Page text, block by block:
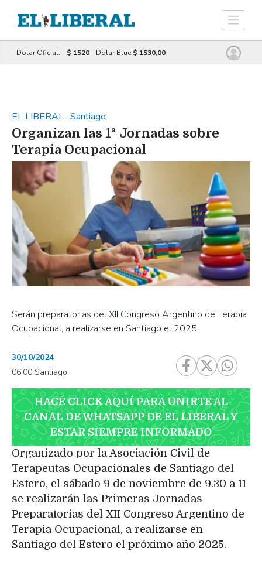
Dolar Oficial: $ 1520 Dolar Blue:$ 1530,00
EL LIBERAL. Santiago
Organizan las 1ª Jornadas sobre
Terapia Ocupacional
Serán preparatorias del XII Congreso Argentino de Terapia
Ocupacional, a realizarse en Santiago el 2025.
30/10/2024
06:00 Santiago
HACÉ CLICK AQUÍ PARA UNIRTE AL
CANAL DE WHATSAPP DE EL LIBERAL Y
ESTAR SIEMPRE INFORMADO
Organizado por la Asociación Civil de
Terapeutas Ocupacionales de Santiago del
Estero, el sábado 9 de noviembre de 9.30 a 11
se realizarán las Primeras Jornadas
Preparatorias del XII Congreso Argentino de
Terapia Ocupacional, a realizarse en
Santiago del Estero el próximo año 2025.